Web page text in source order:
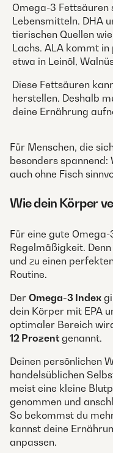
Omega-3 Fettsäuren
Lebensmitteln. DHA
tierischen Quellen
Lachs. ALA kommt
etwa in Leinöl,
Diese Fettsäuren
herstellen. Deshalb
deine Ernährung
Für Menschen, die
besonders
auch ohne Fisch
Wie dein Körper
Für eine gute
Regelmäßigkeit.
und zu einen
Routine.
Der Omega-3 Index
dein Körper mit EPA
optimaler Bereich
12 Prozent genannt.
Deinen persönlichen
handelsüblichen
meist eine kleine
genommen und
So bekommst du
kannst deine
anpassen.